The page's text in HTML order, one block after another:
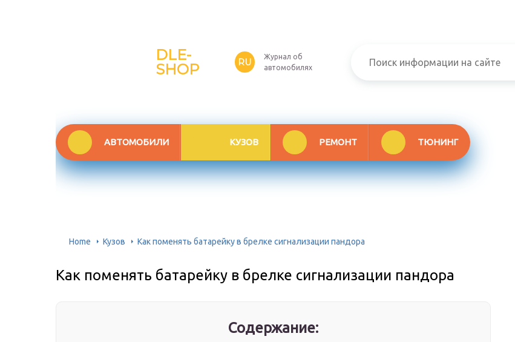
DLE-
SHOP
RU
Журнал об
автомобилях
АВТОМОБИЛИ КУЗОВ РЕМОНТ ТЮНИНГ
Home Кузов Как поменять батарейку в брелке сигнализации пандора
Как поменять батарейку в брелке сигнализации пандора
Содержание: